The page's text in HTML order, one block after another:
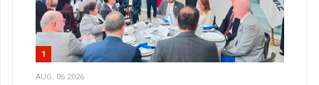
1
AUG, 06 2026